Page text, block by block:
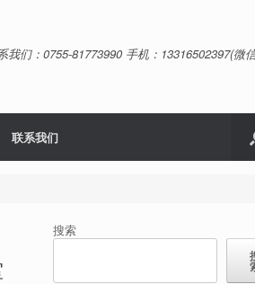
我们：0755-81773990 手机：13316502397(微
联系我们
搜索